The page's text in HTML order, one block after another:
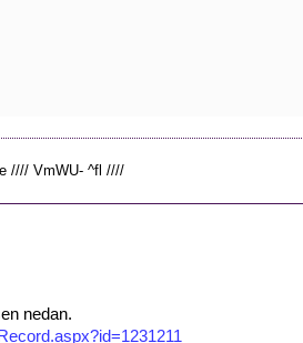
//// VmWU- ^fl ////
nedan.